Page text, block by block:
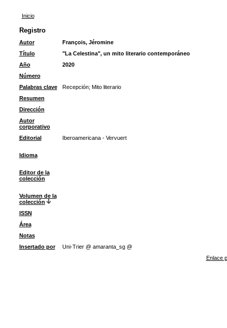
Inicio
Registro
Autor
François, Jéromine
Título
"La Celestina", un mito literario contemporáneo
Año
2020
Número
Palabras clave
Recepción; Mito literario
Resumen
Dirección
Autor
corporativo
Editorial
Iberoamericana - Vervuert
Idioma
Editor de la
colección
Volumen de la
colección
ISSN
Área
Notas
Insertado por
Uni-Trier @ amaranta_sg @
Enlace